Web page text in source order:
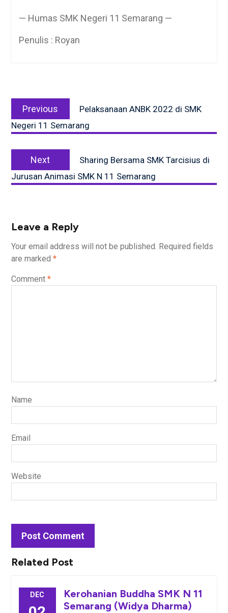
— Humas SMK Negeri 11 Semarang —
Penulis : Royan
navigation
Previous
post:
Pelaksanaan ANBK 2022 di SMK
Negeri 11 Semarang
Next
post:
Sharing Bersama SMK Tarcisius di
Jurusan Animasi SMK N 11 Semarang
Leave a Reply
Your email address will not be published. Required fields
are marked *
Comment *
Name
Email
Website
Related Post
DEC
Kerohanian Buddha SMK N 11
Semarang (Widya Dharma)